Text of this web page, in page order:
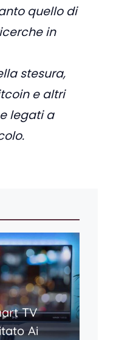
quello di
in
stesura,
e altri
legati a
TV
Ai